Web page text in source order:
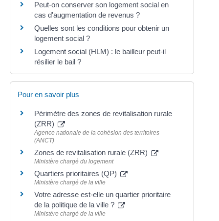
Peut-on conserver son logement social en
cas d'augmentation de revenus ?
Quelles sont les conditions pour obtenir un
logement social ?
Logement social (HLM) : le bailleur peut-il
résilier le bail ?
Pour en savoir plus
Périmètre des zones de revitalisation rurale
(ZRR)
Agence nationale de la cohésion des territoires
(ANCT)
Zones de revitalisation rurale (ZRR)
Ministère chargé du logement
Quartiers prioritaires (QP)
Ministère chargé de la ville
Votre adresse est-elle un quartier prioritaire
de la politique de la ville ?
Ministère chargé de la ville